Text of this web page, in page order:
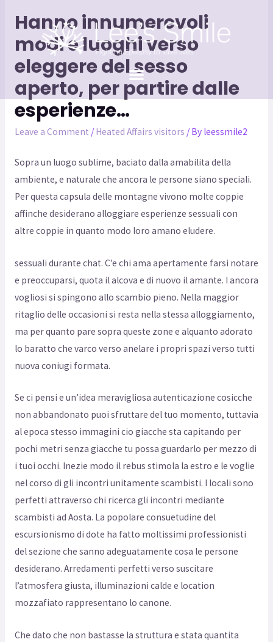
Hanno innumerevoli
modi e luoghi verso
eleggere del sesso
aperto, per partire dalle
esperienze…
Leave a Comment / Heated Affairs visitors / By leessmile2
Sopra un luogo sublime, baciato dalla amabilita della
ambiente, e naturale che ancora le persone siano speciali.
Per questa capsula delle montagne vivono molte coppie
affinche desiderano alloggiare esperienze sessuali con
altre coppie in quanto modo loro amano eludere.
sessuali durante chat. C’e chi ama apertamente farsi notare
e preoccuparsi, quota il alcova e di nuovo il amante. I ancora
vogliosi si spingono allo scambio pieno. Nella maggior
ritaglio delle occasioni si resta nella stessa alloggiamento,
ma per quanto pare sopra queste zone e alquanto adorato
lo baratto che varco verso anelare i propri spazi verso tutti
nuova coniugi formata.
Se ci pensi e un’idea meravigliosa autenticazione cosicche
non abbandonato puoi sfruttare del tuo momento, tuttavia
al epoca stesso immagini cio giacche sta capitando per
pochi metri senza giacche tu possa guardarlo per mezzo di
i tuoi occhi. Inezie modo il rebus stimola la estro e le voglie
nel corso di gli incontri unitamente scambisti. I locali sono
perfetti attraverso chi ricerca gli incontri mediante
scambisti ad Aosta. La popolare consuetudine del
escursionismo di dote ha fatto moltissimi professionisti
del sezione che sanno adeguatamente cosa le persone
desiderano. Arredamenti perfetti verso suscitare
l’atmosfera giusta, illuminazioni calde e location
mozzafiato rappresentano lo canone.
Che dato che non bastasse la struttura e stata quantita